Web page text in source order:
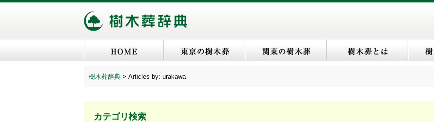
樹木葬辞典 > Articles by: urakawa
カテゴリ検索